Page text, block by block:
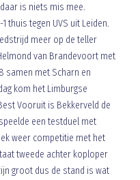
is niets mis mee.
thuis tegen UVS uit Leiden.
meer op de teller
van Brandevoort met
samen met Scharn en
kom het Limburgse
Vooruit is Bekkerveld de
speelde een testduel met
weer competitie met het
tweede achter koploper
groot dus de stand is wat